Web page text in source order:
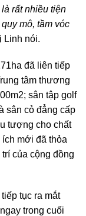
rất nhiều tiện
mô, tầm vóc
Linh nói.
đã liên tiếp
tâm thương
sân tập golf
sân cỏ đẳng cấp
tượng cho chất
mới đã thỏa
của cộng đồng
tục ra mắt
trong cuối